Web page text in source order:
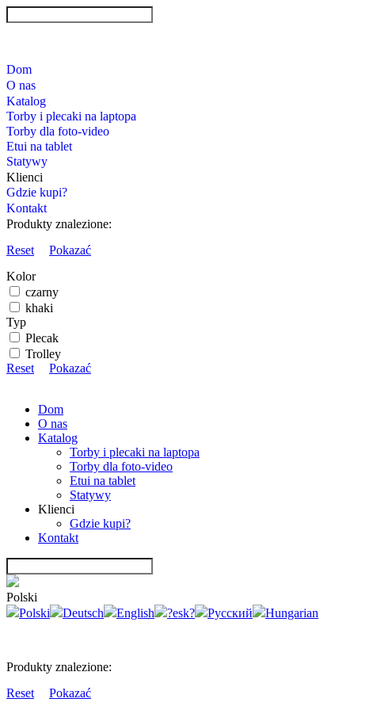
Dom
O nas
Katalog
Torby i plecaki na laptopa
Torby dla foto-video
Etui na tablet
Statywy
Klienci
Gdzie kupi?
Kontakt
Produkty znalezione:
Reset
Pokazać
Kolor
czarny
khaki
Typ
Plecak
Trolley
Reset
Pokazać
Dom
O nas
Katalog
Torby i plecaki na laptopa
Torby dla foto-video
Etui na tablet
Statywy
Klienci
Gdzie kupi?
Kontakt
Polski
Polski
Deutsch English ?esk? Русский Hungarian
Produkty znalezione:
Reset
Pokazać